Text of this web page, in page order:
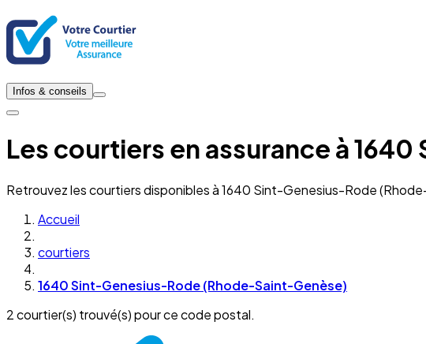
Infos & conseils
Les courtiers en assurance à
Retrouvez les courtiers disponibles à 1640 Sint-Genesius-Rode
Accueil
courtiers
1640 Sint-Genesius-Rode (Rhode-Saint-Genèse)
2 courtier(s) trouvé(s) pour ce code postal.